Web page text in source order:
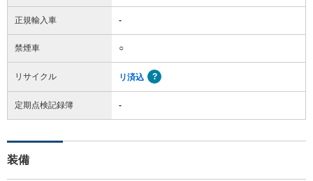
正規輸入車 -
禁煙車 ○
リサイクル リ済込
定期点検記録簿 -
装備